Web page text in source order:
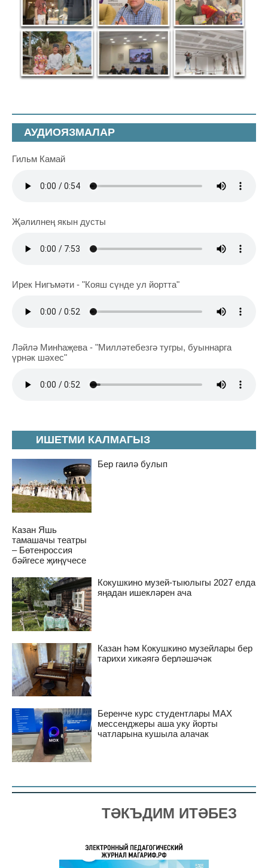
ИШЕТМИ КАЛМАГЫЗ
Бер гаилә булып
Казан Яшь
тамашачы театры
– Бөтенроссия
бәйгесе җиңүчесе
Кокушкино музей-тыюлыгы 2027 елда
яңадан ишекләрен ача
Казан һәм Кокушкино музейлары бер
тарихи хикәягә берләшәчәк
Беренче курс студентлары MAX
мессенджеры аша уку йорты
чатларына кушыла алачак
АУДИОЯЗМАЛАР
Гильм Камай
Җәлилнең якын дусты
Ирек Нигъмәти - "Кояш сүнде ул йортта"
Ләйлә Минһаҗева - "Милләтебезгә тугры, буыннарга
үрнәк шәхес"
ТӘКЪДИМ ИТӘБЕЗ